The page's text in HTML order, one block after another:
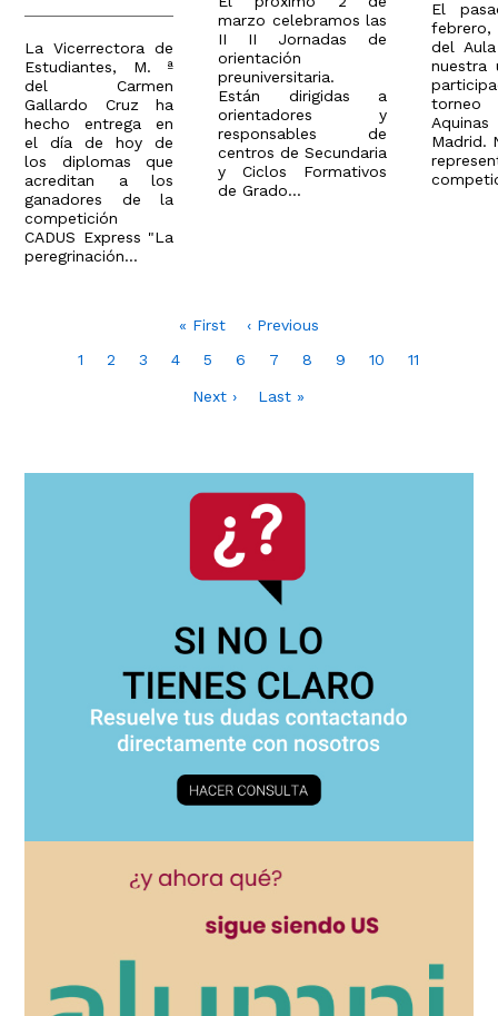
La Vicerrectora de
Estudiantes, M. ª
del Carmen
Gallardo Cruz ha
hecho entrega en
el día de hoy de
los diplomas que
acreditan a los
ganadores de la
competición
CADUS Express "La
peregrinación...
marzo celebramos las
II II Jornadas de
orientación
preuniversitaria.
Están dirigidas a
orientadores y
responsables de
centros de Secundaria
y Ciclos Formativos
de Grado...
El
del
nuestra
Madrid.
Primera
« First
Página
‹ Previous
Page
1 Page
2 Page
3 Page
4 Page
5 Page
6 Page
7 Page
8 Page
9
Página
10 Page
11
Siguiente
Next ›
Última
Last »